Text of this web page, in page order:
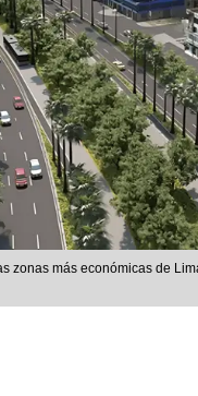
zonas más económicas de